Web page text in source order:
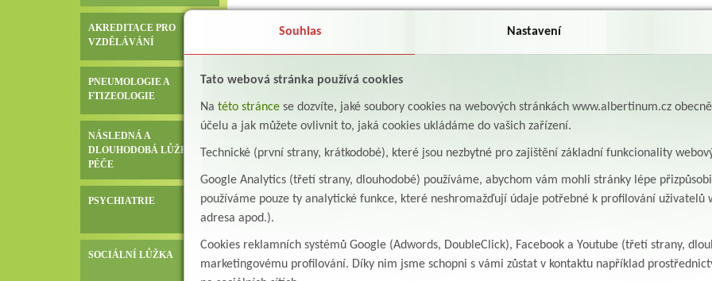
AKREDITACE PRO
VZDĚLÁVÁNÍ
PNEUMOLOGIE A
FTIZEOLOGIE
NÁSLEDNÁ A
DLOUHODOBÁ LŮŽKOVÁ
PÉČE
PSYCHIATRIE
SOCIÁLNÍ LŮŽKA
Souhlas Nastavení
Tato webová stránka používá cookies
Na této stránce se dozvíte, jaké soubory cookies na webových stránkách www.albertinum.cz
účelu a jak můžete ovlivnit to, jaká cookies ukládáme do vašich zařízení.
Technické (první strany, krátkodobé), které jsou nezbytné pro zajištění základní funkcionality
Google Analytics (třetí strany, dlouhodobé) používáme, abychom vám mohli stránky lépe
používáme pouze ty analytické funkce, které neshromažďují údaje potřebné k profilování uživatelů
adresa apod.).
Cookies reklamních systémů Google (Adwords, DoubleClick), Facebook a Youtube (třetí strany,
marketingovému profilování. Díky nim jsme schopni s vámi zůstat v kontaktu například